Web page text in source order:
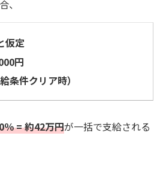
、
仮定
円
条件クリア時）
= 約42万円が一括で支給される